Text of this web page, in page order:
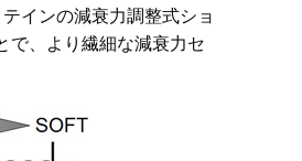
インの減衰力調整式ショ
で、より繊細な減衰力セ